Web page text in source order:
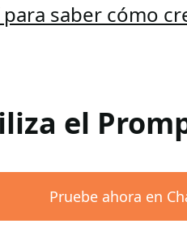
saber cómo
el
Pruebe ahora en